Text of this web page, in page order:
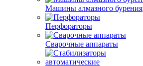
Машины алмазного бурения
Перфораторы
Сварочные аппараты